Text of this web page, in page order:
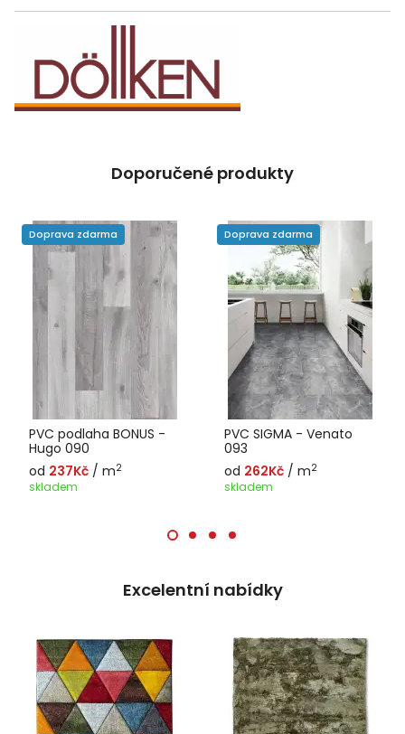
Doporučené produkty
PVC podlaha BONUS -
Hugo 090
od 237Kč / m2
skladem
Doprava zdarma
PVC SIGMA - Venato
093
od 262Kč / m2
skladem
Doprava zdarma
Excelentní nabídky